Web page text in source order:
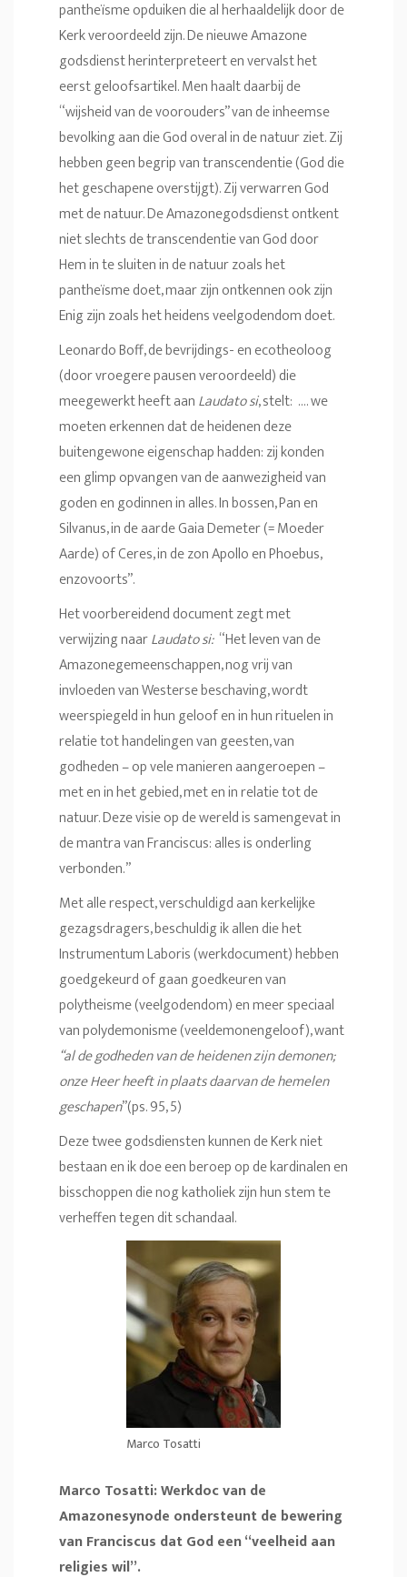
pantheïsme opduiken die al herhaaldelijk door de
Kerk veroordeeld zijn. De nieuwe Amazone
godsdienst herinterpreteert en vervalst het
eerst geloofsartikel. Men haalt daarbij de
“wijsheid van de voorouders” van de inheemse
bevolking aan die God overal in de natuur ziet. Zij
hebben geen begrip van transcendentie (God die
het geschapene overstijgt). Zij verwarren God
met de natuur. De Amazonegodsdienst ontkent
niet slechts de transcendentie van God door
Hem in te sluiten in de natuur zoals het
pantheïsme doet, maar zijn ontkennen ook zijn
Enig zijn zoals het heidens veelgodendom doet.
Leonardo Boff, de bevrijdings- en ecotheoloog
(door vroegere pausen veroordeeld) die
meegewerkt heeft aanLaudato si, stelt: …. we
moeten erkennen dat de heidenen deze
buitengewone eigenschap hadden: zij konden
een glimp opvangen van de aanwezigheid van
goden en godinnen in alles. In bossen, Pan en
Silvanus, in de aarde Gaia Demeter (= Moeder
Aarde) of Ceres, in de zon Apollo en Phoebus,
enzovoorts”.
Het voorbereidend document zegt met
verwijzing naarLaudato si: “Het leven van de
Amazonegemeenschappen, nog vrij van
invloeden van Westerse beschaving, wordt
weerspiegeld in hun geloof en in hun rituelen in
relatie tot handelingen van geesten, van
godheden – op vele manieren aangeroepen –
met en in het gebied, met en in relatie tot de
natuur. Deze visie op de wereld is samengevat in
de mantra van Franciscus: alles is onderling
verbonden.”
Met alle respect, verschuldigd aan kerkelijke
gezagsdragers, beschuldig ik allen die het
Instrumentum Laboris (werkdocument) hebben
goedgekeurd of gaan goedkeuren van
polytheisme (veelgodendom) en meer speciaal
van polydemonisme (veeldemonengeloof), want
“al de godheden van de heidenen zijn demonen;
onze Heer heeft in plaats daarvan de hemelen
geschapen”(ps. 95, 5)
Deze twee godsdiensten kunnen de Kerk niet
bestaan en ik doe een beroep op de kardinalen en
bisschoppen die nog katholiek zijn hun stem te
verheffen tegen dit schandaal.
Marco Tosatti
Marco Tosatti: Werkdoc van de
Amazonesynode ondersteunt de bewering
van Franciscus dat God een “veelheid aan
religies wil”.